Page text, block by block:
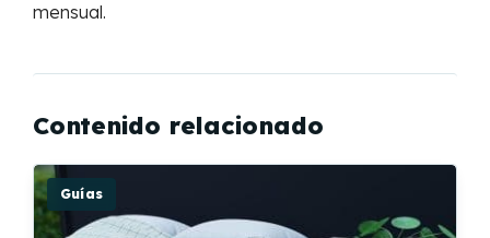
mensual.
Contenido relacionado
Guías